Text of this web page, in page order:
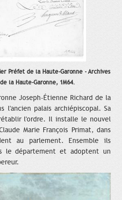
Préfet de la Haute-Garonne - Archives
la Haute-Garonne, 1M64.
Joseph-Étienne Richard de la
l'ancien palais archiépiscopal. Sa
l'ordre. Il installe le nouvel
Marie François Primat, dans
au parlement. Ensemble ils
le département et adoptent un